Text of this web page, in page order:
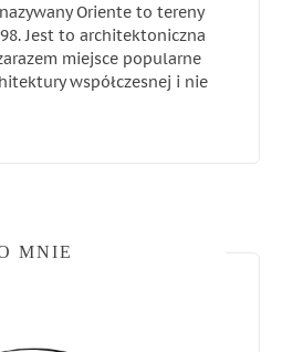
Oriente to tereny
Jest to architektoniczna
miejsce popularne
współczesnej i nie
MNIE